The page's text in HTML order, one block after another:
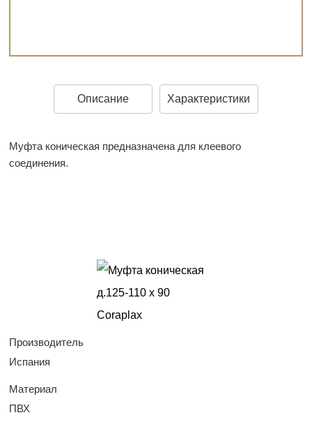
Описание Характеристики
Муфта коническая предназначена для клеевого
соединения.
Производитель
Испания
Материал
ПВХ